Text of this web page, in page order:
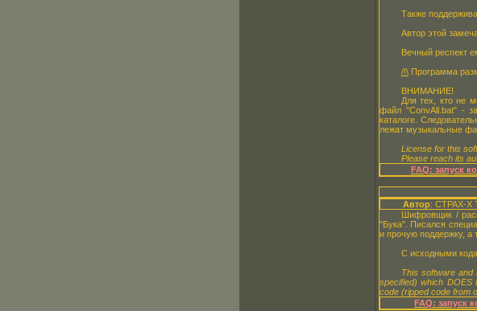
Также
Автор этой
Вечный респект
/!\Программа
ВНИМАНИЕ!
Для тех, кто не
файл "ConvAll.bat" -
каталоге.
лежат музыкальные
License for this
Please reach its
FAQ: запуск
Автор: CTPAX-X
Шифровщик /
"Бука". Писался
и прочую поддержку, а
С исходными
This software and
specified) which
code (ripped code from
FAQ: запуск